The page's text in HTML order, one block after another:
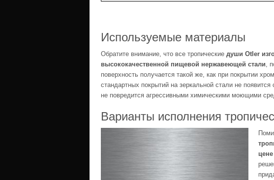
Используемые материалы
Обратите внимание, что все тропические души Otler
высококачественной пищевой нержавеющей стали,
поверхность получается такой же, как при покрытии
стандартных покрытий на зеркальной стали не
не повредится агрессивными химическими моющими
Варианты исполнения